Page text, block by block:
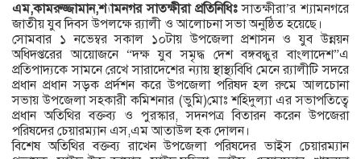
এম,কামরুজ্জামান,শ্যামনগর সাতক্ষীরা প্রতিনিধিঃসাতক্ষীরা’র শ্যামনগরে
জাতীয় যুব দিবস উপলক্ষে র‍্যালী ও আলোচনা সভা অনুষ্ঠিত হয়েছে।
সোমবার ১ নভেম্বর সকাল ১০টায় উপজেলা প্রশাসন ও যুব উন্নয়ন
অধিদপ্তরের আয়োজনে “দক্ষ যুব সমৃদ্ধ দেশ বঙ্গবন্ধুর বাংলাদেশ”এ
প্রতিপাদ্যকে সামনে রেখে সারাদেশের ন্যায় স্থাস্থ্যবিধি মেনে র‍্যালীটি সদরে
প্রধান প্রধান সড়ক প্রর্দশন করে উপজেলা পরিষদ হল রুমে আলচোনা
সভায় উপজেলা সহকারী কমিশনার (ভুমি)মোঃ শহিদুল্যা এর সভাপতিত্বে
প্রধান অতিথির বক্তব্য ও পুরস্কার, সদনপত্র বিতারন করেন উপজেরা
পরিষদের চেয়ারম্যান এস,এম আতাউল হক দোলন।
বিশেষ অতিথির বক্তব্য রাখেন উপজেলা পরিষদের ভাইস চেয়ারম্যান